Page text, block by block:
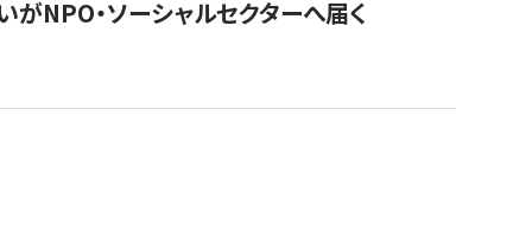
NPO・ソーシャルセクターへ届く